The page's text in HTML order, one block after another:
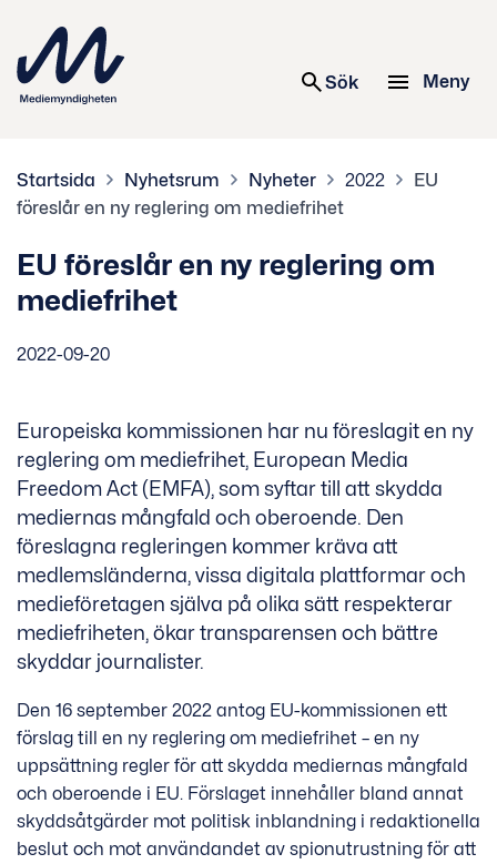
Sök Meny
Startsida Nyhetsrum Nyheter 2022
EU
föreslår en ny reglering om mediefrihet
EU föreslår en ny reglering om
mediefrihet
2022-09-20
Europeiska kommissionen har nu föreslagit en ny
reglering om mediefrihet, European Media
Freedom Act (EMFA), som syftar till att skydda
mediernas mångfald och oberoende. Den
föreslagna regleringen kommer kräva att
medlemsländerna, vissa digitala plattformar och
medieföretagen själva på olika sätt respekterar
mediefriheten, ökar transparensen och bättre
skyddar journalister.
Den 16 september 2022 antog EU-kommissionen ett
förslag till en ny reglering om mediefrihet – en ny
uppsättning regler för att skydda mediernas mångfald
och oberoende i EU. Förslaget innehåller bland annat
skyddsåtgärder mot politisk inblandning i redaktionella
beslut och mot användandet av spionutrustning för att